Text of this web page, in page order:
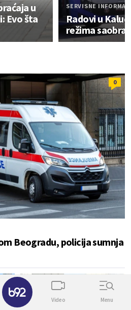
u
Evo šta
SERVISNE
Radovi u
režima
0
Beogradu, policija sumnja
0
Video Menu
✕